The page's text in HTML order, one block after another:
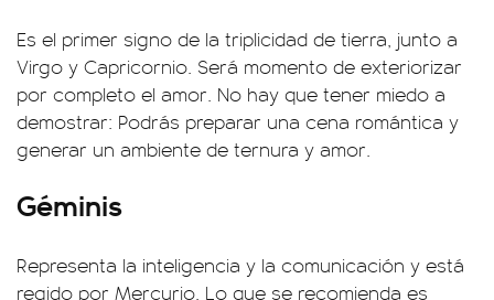
Es el primer signo de la triplicidad de tierra, junto a
Virgo y Capricornio. Será momento de exteriorizar
por completo el amor. No hay que tener miedo a
demostrar: Podrás preparar una cena romántica y
generar un ambiente de ternura y amor.
Géminis
Representa la inteligencia y la comunicación y está
regido por Mercurio. Lo que se recomienda es